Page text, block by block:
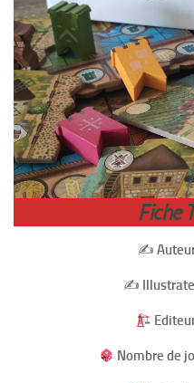
Fiche
✍️
✍️
Nombre de